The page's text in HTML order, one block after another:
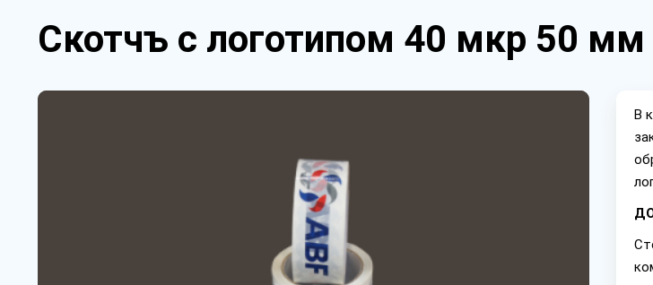
Скотчъ с логотипом 40 мкр 50 мм
В